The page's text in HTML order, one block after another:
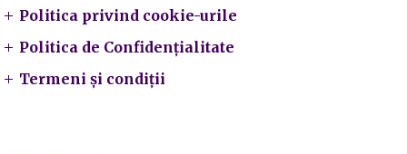
Politica privind cookie-urile
Politica de Confidențialitate
Termeni și condiții